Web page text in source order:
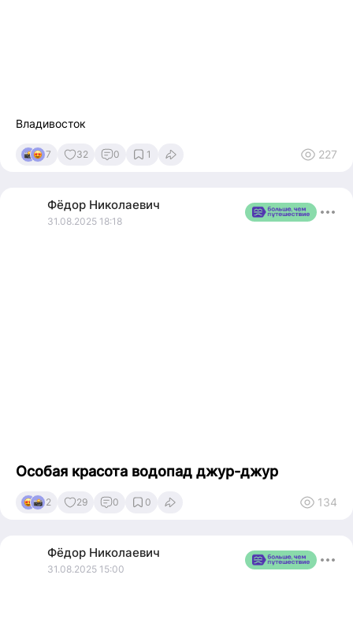
Владивосток
7 32 0 1 227
Фёдор Николаевич
31.08.2025 18:18
Особая красота водопад джур-джур
2 29 0 0 134
Фёдор Николаевич
31.08.2025 15:00